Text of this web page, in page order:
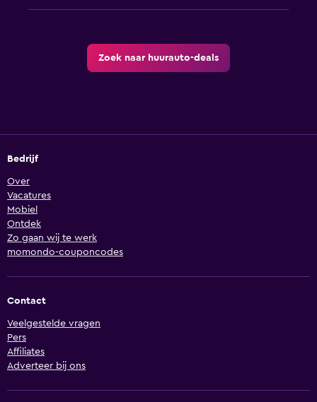
Zoek naar huurauto-deals
Bedrijf
Over
Vacatures
Mobiel
Ontdek
Zo gaan wij te werk
momondo-couponcodes
Contact
Veelgestelde vragen
Pers
Affiliates
Adverteer bij ons